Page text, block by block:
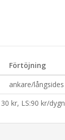
Förtöjning
ankare/långsides
kr, LS:90 kr/dygn